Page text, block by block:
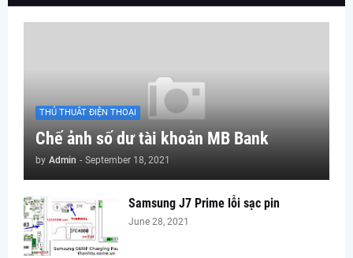
THỦ THUÂT ĐIỆN THOẠI
Chế ảnh số dư tài khoản MB Bank
by Admin - September 18, 2021
Samsung J7 Prime lỗi sạc pin
June 28, 2021